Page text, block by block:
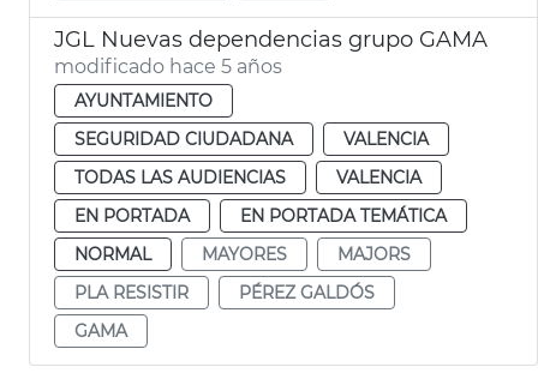
JGL Nuevas dependencias grupo GAMA
modificado hace 5 años
AYUNTAMIENTO
SEGURIDAD CIUDADANA
VALENCIA
TODAS LAS AUDIENCIAS
VALENCIA
EN PORTADA
EN PORTADA TEMÁTICA
NORMAL
MAYORES
MAJORS
PLA RESISTIR
PÉREZ GALDÓS
GAMA